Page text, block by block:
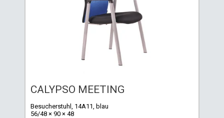
CALYPSO MEETING
Besucherstuhl, 14A11, blau
56/48 × 90 × 48